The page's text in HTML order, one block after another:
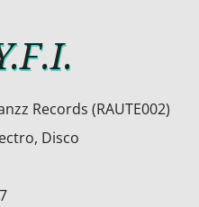
Records (RAUTE002)
Disco